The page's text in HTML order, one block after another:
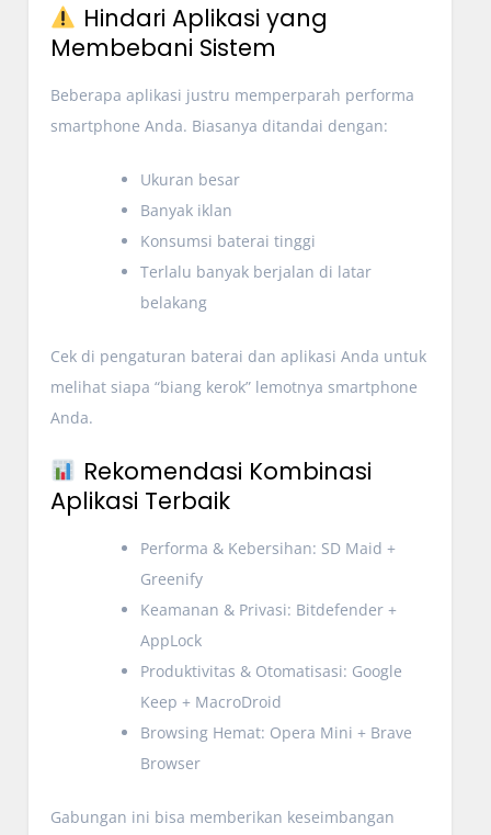
Hindari Aplikasi yang
Membebani Sistem
Beberapa aplikasi justru memperparah performa
smartphone Anda. Biasanya ditandai dengan:
Ukuran besar
Banyak iklan
Konsumsi baterai tinggi
Terlalu banyak berjalan di latar
belakang
Cek di pengaturan baterai dan aplikasi Anda untuk
melihat siapa “biang kerok” lemotnya smartphone
Anda.
Rekomendasi Kombinasi
Aplikasi Terbaik
Performa & Kebersihan: SD Maid +
Greenify
Keamanan & Privasi: Bitdefender +
AppLock
Produktivitas & Otomatisasi: Google
Keep + MacroDroid
Browsing Hemat: Opera Mini + Brave
Browser
Gabungan ini bisa memberikan keseimbangan